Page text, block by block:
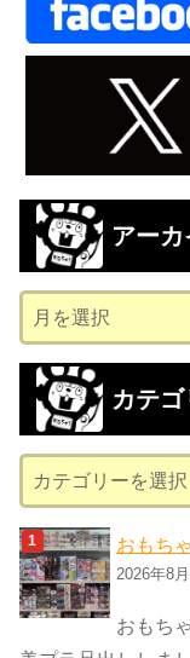
アーカ
ー
カ
ブ
カテゴ
テ
ゴ
リ
ー
おもち
2026年8
おもち